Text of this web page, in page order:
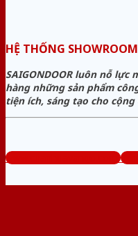
HỆ THỐNG
SAIGONDOOR luôn nỗ lực
hàng những sản phẩm
tiện ích, sáng tạo cho
www.cuanhuavango.com